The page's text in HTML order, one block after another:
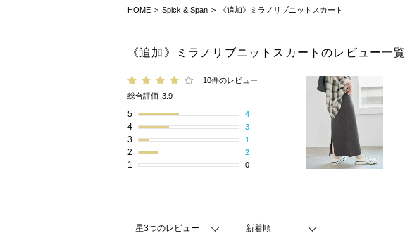
HOME Spick & Span 《追加》ミラノリブニットスカート
《追加》ミラノリブニットスカートのレビュー一覧
10件のレビュー
総合評価 3.9
5 4
4 3
3 1
2 2
1 0